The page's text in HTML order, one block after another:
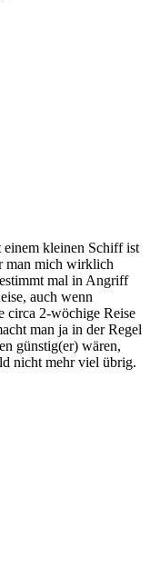
kleinen Schiff ist
man mich wirklich
mal in Angriff
auch wenn
circa 2-wöchige Reise
man ja in der Regel
günstig(er) wären,
nicht mehr viel übrig.